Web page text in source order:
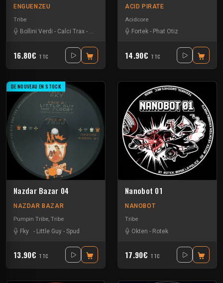
ENGUENZEU
Tribe
Bollini Verdi - Calci Trax - Rave-ol Vico
16.80€ TTC
ACID PIRATE
Acidcore
Fortek - Phat Otiz
14.90€ TTC
DE NOUVEAU EN STOCK
Nazdar Bazar 04
NAZDAR BAZAR
Pumpin Tribe, Tribe
Fky
- Little Guy - Spud
13.90€ TTC
Nanobot 01
NANOBOT
Tribe
Okten - Rotek
17.90€ TTC